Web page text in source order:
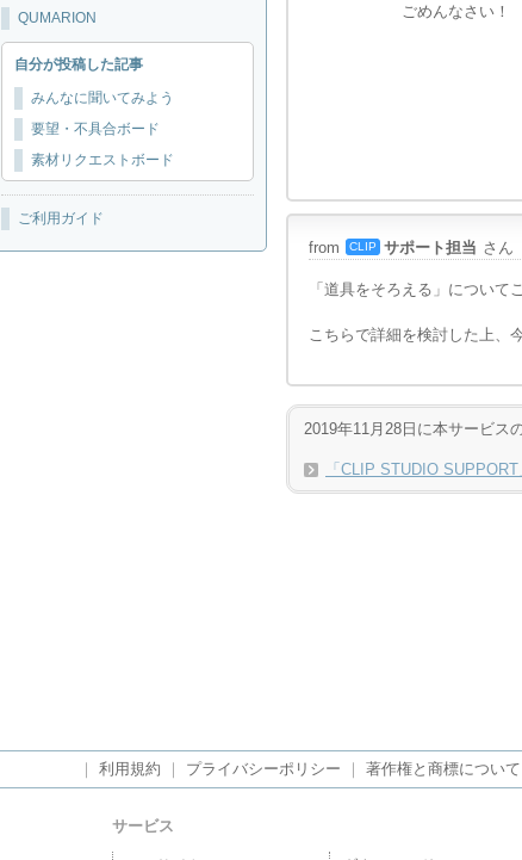
QUMARION
自分が投稿した記事
みんなに聞いてみよう
要望・不具合ボード
素材リクエストボード
ご利用ガイド
ごめんなさい！
from CLIP サポート担当 さん
「道具をそろえる」について
こちらで詳細を検討した上、
2019年11月28日に本サービス
「CLIP STUDIO
利用規約 プライバシーポリシー 著作権と商標について
サービス